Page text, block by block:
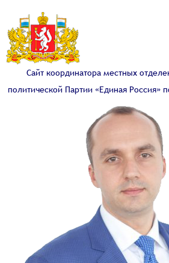
Сайт координатора местных
политической Партии «Единая Россия»